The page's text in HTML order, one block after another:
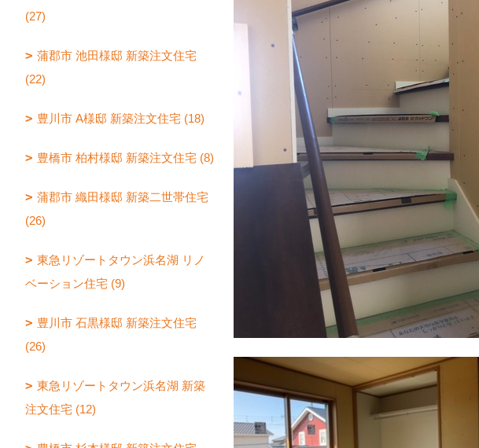
(27)
蒲郡市 池田様邸 新築注文住宅
(22)
豊川市 A様邸 新築注文住宅 (18)
豊橋市 柏村様邸 新築注文住宅 (8)
蒲郡市 織田様邸 新築二世帯住宅
(26)
東急リゾートタウン浜名湖 リノ
ベーション住宅 (9)
豊川市 石黒様邸 新築注文住宅
(26)
東急リゾートタウン浜名湖 新築
注文住宅 (12)